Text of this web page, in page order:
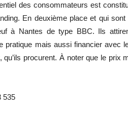
des consommateurs est
En deuxième place et qui
à Nantes de type BBC. Ils
pratique mais aussi financier avec
qu’ils procurent. À noter que le prix
535